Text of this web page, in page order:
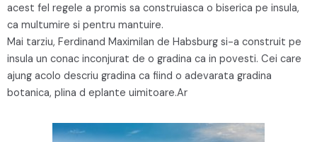
acest fel regele a promis sa construiasca o biserica pe insula,
ca multumire si pentru mantuire.
Mai tarziu, Ferdinand Maximilan de Habsburg si-a construit pe
insula un conac inconjurat de o gradina ca in povesti. Cei care
ajung acolo descriu gradina ca fiind o adevarata gradina
botanica, plina d eplante uimitoare.Ar